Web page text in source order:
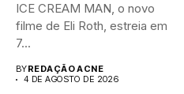
ICE CREAM MAN, o novo
filme de Eli Roth, estreia em
7...
BYREDAÇÃO ACNE
4 DE AGOSTO DE 2026